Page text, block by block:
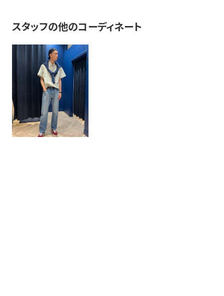
スタッフの他のコーディネート